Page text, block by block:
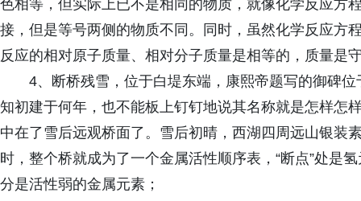
色相等，但实际上已不是相同的物质，就像化学反应方
接，但是等号两侧的物质不同。同时，虽然化学反应方
反应的相对原子质量、相对分子质量是相等的，质量是
4、断桥残雪，位于白堤东端，康熙帝题写的御碑
知初建于何年，也不能板上钉钉地说其名称就是怎样怎
中在了雪后远观桥面了。雪后初晴，西湖四周远山银装
时，整个桥就成为了一个金属活性顺序表，“断点”处是
分是活性弱的金属元素；